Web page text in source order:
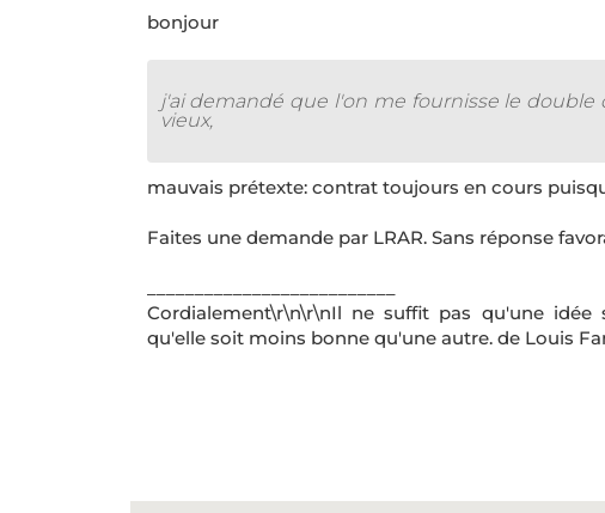
bonjour
j'ai demandé que l'on me fournisse le
vieux,
mauvais prétexte: contrat toujours en cours
Faites une demande par LRAR. Sans réponse
Cordialement\r\n\r\nIl ne suffit pas qu'une
qu'elle soit moins bonne qu'une autre. de Louis